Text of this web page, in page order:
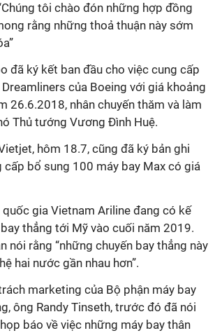
tôi chào đón những hợp đồng
rằng những thoả thuận này sớm
đã ký kết ban đầu cho việc cung cấp
của Boeing với giá khoảng
26.6.2018, nhân chuyến thăm và làm
Thủ tướng Vương Đình Huệ.
hôm 18.7, cũng đã ký bản ghi
cấp bổ sung 100 máy bay Max có giá
gia Vietnam Ariline đang có kế
thẳng tới Mỹ vào cuối năm 2019.
nói rằng “những chuyến bay thẳng này
hai nước gần nhau hơn”.
marketing của Bộ phận máy bay
ông Randy Tinseth, trước đó đã nói
báo về việc những máy bay thân